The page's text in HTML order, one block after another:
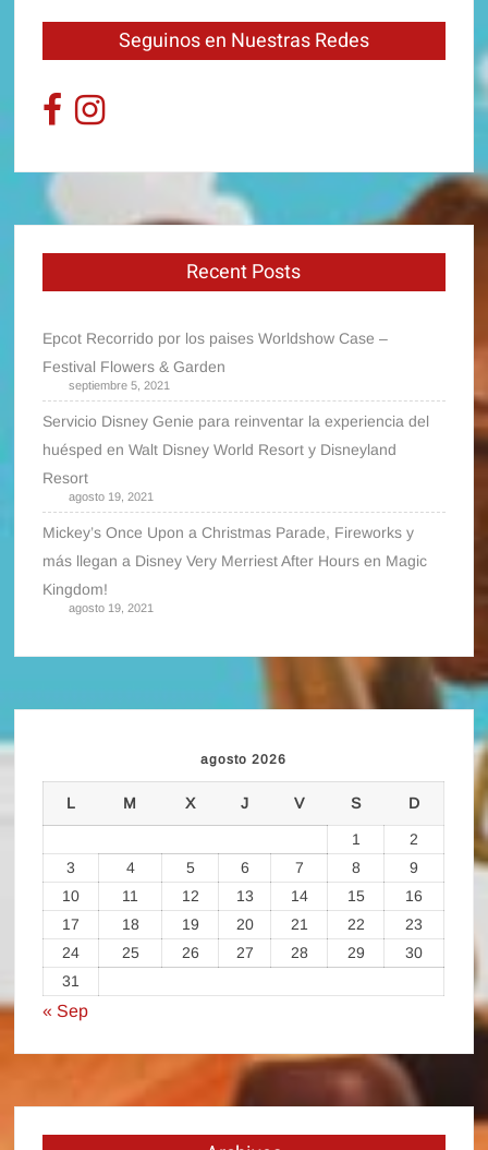
Seguinos en Nuestras Redes
Recent Posts
Epcot Recorrido por los paises Worldshow Case –
Festival Flowers & Garden
septiembre 5, 2021
Servicio Disney Genie para reinventar la experiencia del
huésped en Walt Disney World Resort y Disneyland
Resort
agosto 19, 2021
Mickey’s Once Upon a Christmas Parade, Fireworks y
más llegan a Disney Very Merriest After Hours en Magic
Kingdom!
agosto 19, 2021
agosto 2026
L M X J V S D
1
2
3
4 5 6 7 8
9
10
11 12 13 14 15
16
17
18 19 20 21 22
23
24
25 26 27 28 29
30
31
« Sep